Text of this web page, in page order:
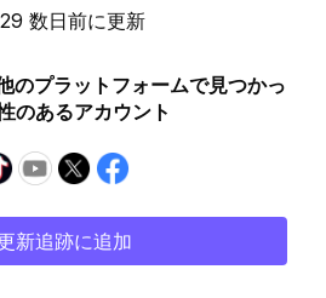
数日前に更新
プラットフォームで見つかっ
のあるアカウント
新追跡に追加